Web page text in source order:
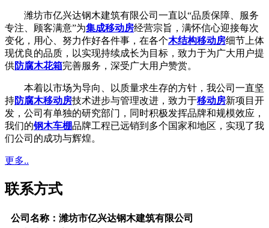
潍坊市亿兴达钢木建筑有限公司一直以“品质保障、服务
专注、顾客满意”为集成移动房经营宗旨，满怀信心迎接每次
变化，用心、努力作好各件事，在各个木结构移动房细节上体
现优良的品质，以实现持续成长为目标，致力于为广大用户提
供防腐木花箱完善服务，深受广大用户赞赏。
本着以市场为导向、以质量求生存的方针，我公司一直坚
持防腐木移动房技术进步与管理改进，致力于移动房新项目开
发，公司有单独的研究部门，同时积极发挥品牌和规模效应，
我们的钢木车棚品牌工程已远销到多个国家和地区，实现了我
们公司的成功与辉煌。
更多..
联系方式
公司名称：潍坊市亿兴达钢木建筑有限公司